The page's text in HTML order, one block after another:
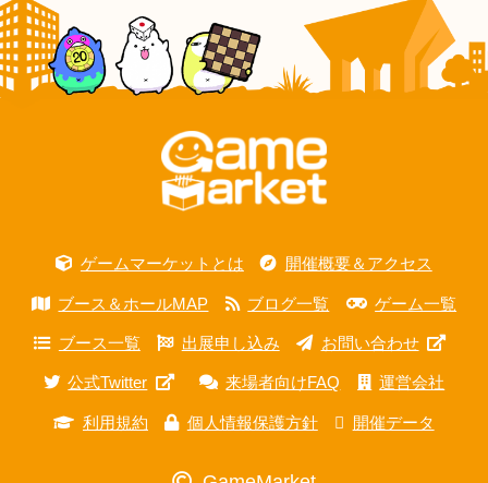
ゲームマーケットとは 開催概要＆アクセス
ブース＆ホールMAP ブログ一覧 ゲーム一覧
ブース一覧 出展申し込み お問い合わせ
公式Twitter 来場者向けFAQ 運営会社
利用規約 個人情報保護方針 開催データ